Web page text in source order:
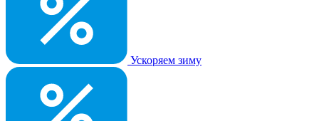
Ускоряем зиму